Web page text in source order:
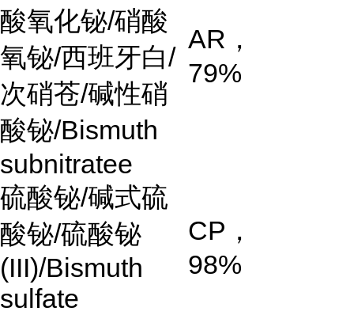
酸氧化铋/硝酸
氧铋/西班牙白/
次硝苍/碱性硝
酸铋/Bismuth
subnitratee
AR ，
79%
硫酸铋/碱式硫
酸铋/硫酸铋
(III)/Bismuth
sulfate
CP ，
98%